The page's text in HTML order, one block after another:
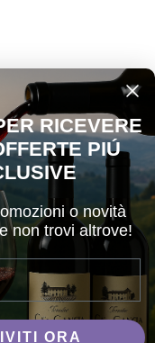
creato con 🖤 da
RICEVERE
PIÚ
o novità
non trovi altrove!
ORA